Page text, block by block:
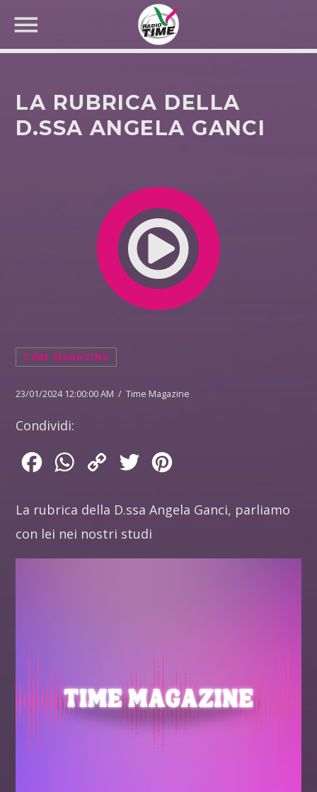
LA RUBRICA DELLA
D.SSA ANGELA GANCI
TIME MAGAZINE
23/01/2024 12:00:00 AM / Time Magazine
Condividi:
FacebookWhatsApp
Copy
Twitter
La rubrica della D.ssa Angela Ganci, parliamo
con lei nei nostri studi